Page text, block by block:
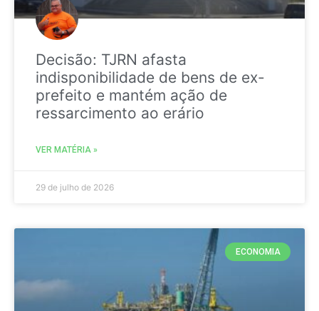
Decisão: TJRN afasta
indisponibilidade de bens de ex-
prefeito e mantém ação de
ressarcimento ao erário
VER MATÉRIA »
29 de julho de 2026
ECONOMIA